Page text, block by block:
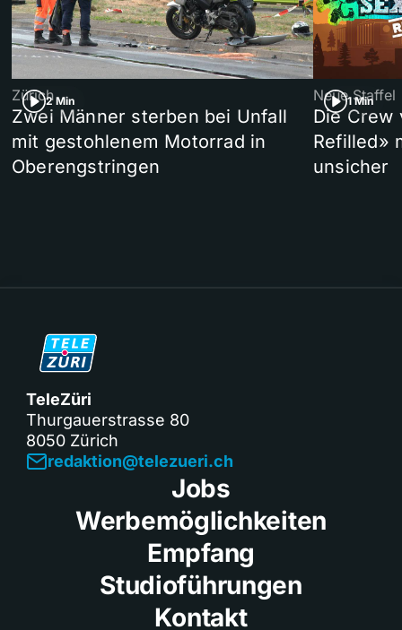
2 Min
Zürich
Zwei Männer sterben bei Unfall
mit gestohlenem Motorrad in
Oberengstringen
1 Min
Neue Staffel
Die Crew
Refilled»
unsicher
TeleZüri
Thurgauerstrasse 80
8050 Zürich
redaktion@telezueri.ch
Jobs
Werbemöglichkeiten
Empfang
Studioführungen
Kontakt